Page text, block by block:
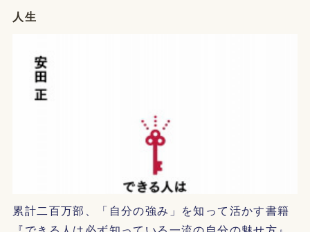
人生
累計二百万部、「自分の強み」を知って活かす書籍